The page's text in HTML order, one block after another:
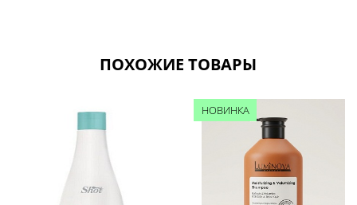
ПОХОЖИЕ ТОВАРЫ
НОВИНКА